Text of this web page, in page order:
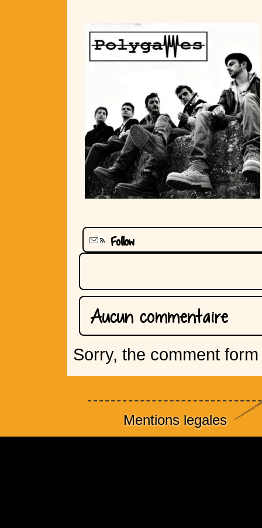
Follow
Aucun commentaire
Sorry, the comment
Mentions legales